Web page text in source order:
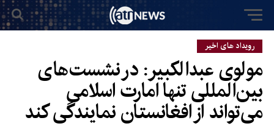
رویداد های اخیر
مولوی عبدالکبیر: در نشست‌های
بین‌المللی تنها امارت اسلامی
می‌تواند از افغانستان نمایندگی کند